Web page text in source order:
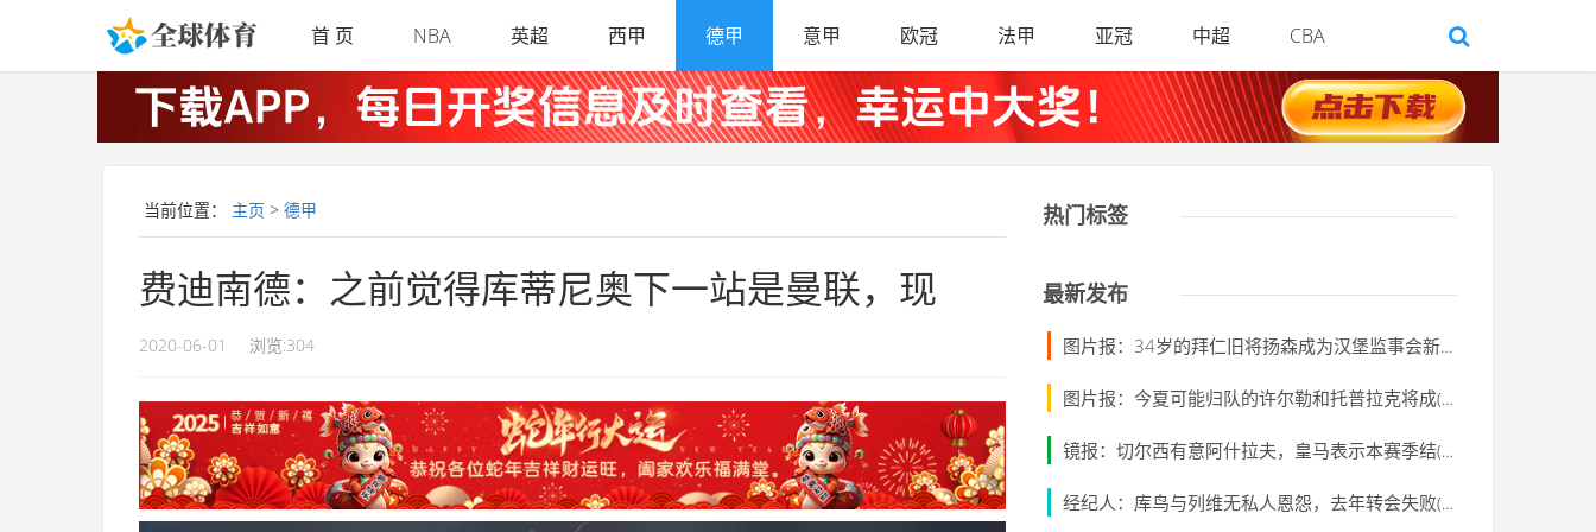
首 页 NBA 英超 西甲 德甲 意甲 欧冠 法甲 亚冠 中超 CBA
当前位置： 主页 > 德甲
费迪南德：之前觉得库蒂尼奥下一站是曼联，现
2020-06-01 浏览:304
热门标签
最新发布
图片报：34岁的拜仁旧将扬森成为汉堡监事会新任
图片报：今夏可能归队的许尔勒和托普拉克将成(2020-06-01)
镜报：切尔西有意阿什拉夫，皇马表示本赛季结(2020-06-01)
经纪人：库鸟与列维无私人恩怨，去年转会失败(2020-06-01)